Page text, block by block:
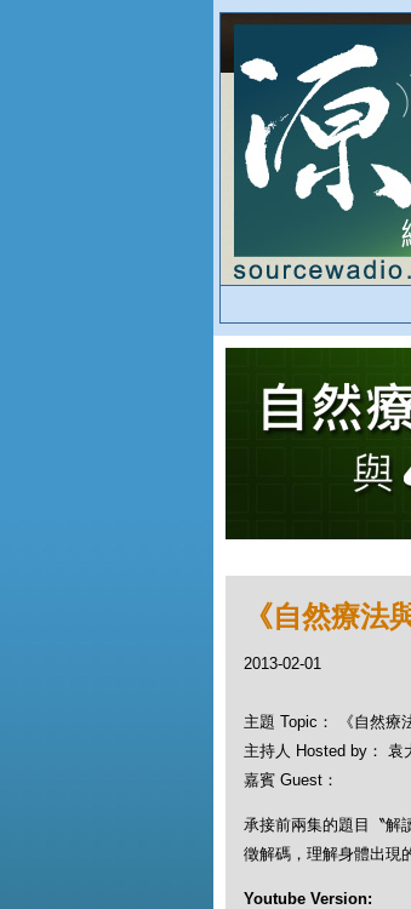
《自然療法
2013-02-01
主題 Topic： 《自然療
主持人 Hosted by： 袁
嘉賓 Guest：
承接前兩集的題目〝解
徵解碼，理解身體出現
Youtube Version: